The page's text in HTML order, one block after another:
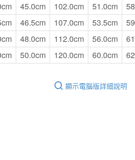
45.0cm 102.0cm 51.0cm
46.5cm 107.0cm 53.5cm
48.0cm 112.0cm 56.0cm
50.0cm 120.0cm 60.0cm
顯示電腦版詳細說明